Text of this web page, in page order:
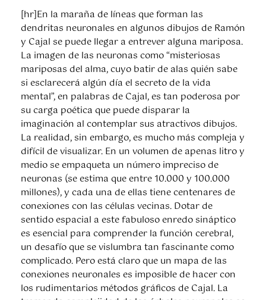
[hr]En la maraña de líneas que forman las
dendritas neuronales en algunos dibujos de Ramón
y Cajal se puede llegar a entrever alguna mariposa.
La imagen de las neuronas como “misteriosas
mariposas del alma, cuyo batir de alas quién sabe
si esclarecerá algún día el secreto de la vida
mental”, en palabras de Cajal, es tan poderosa por
su carga poética que puede disparar la
imaginación al contemplar sus atractivos dibujos.
La realidad, sin embargo, es mucho más compleja y
difícil de visualizar. En un volumen de apenas litro y
medio se empaqueta un número impreciso de
neuronas (se estima que entre 10.000 y 100.000
millones), y cada una de ellas tiene centenares de
conexiones con las células vecinas. Dotar de
sentido espacial a este fabuloso enredo sináptico
es esencial para comprender la función cerebral,
un desafío que se vislumbra tan fascinante como
complicado. Pero está claro que un mapa de las
conexiones neuronales es imposible de hacer con
los rudimentarios métodos gráficos de Cajal. La